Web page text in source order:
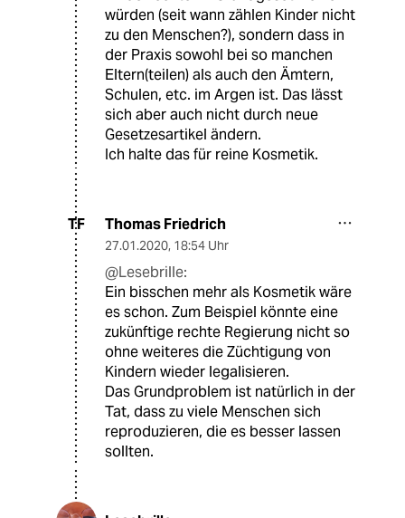
würden (seit wann zählen Kinder nicht
zu den Menschen?), sondern dass in
der Praxis sowohl bei so manchen
Eltern(teilen) als auch den Ämtern,
Schulen, etc. im Argen ist. Das lässt
sich aber auch nicht durch neue
Gesetzesartikel ändern.
Ich halte das für reine Kosmetik.
TF Thomas Friedrich
27.01.2020, 18:54 Uhr
@Lesebrille:
Ein bisschen mehr als Kosmetik wäre
es schon. Zum Beispiel könnte eine
zukünftige rechte Regierung nicht so
ohne weiteres die Züchtigung von
Kindern wieder legalisieren.
Das Grundproblem ist natürlich in der
Tat, dass zu viele Menschen sich
reproduzieren, die es besser lassen
sollten.